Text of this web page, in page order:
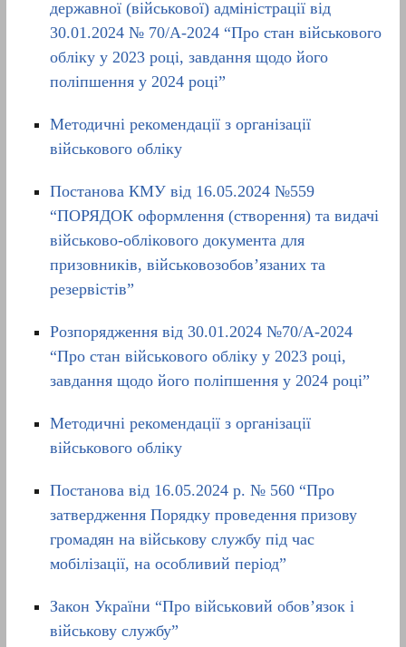
державної (військової) адміністрації від
30.01.2024 № 70/А-2024 “Про стан військового
обліку у 2023 році, завдання щодо його
поліпшення у 2024 році”
Методичні рекомендації з організації
військового обліку
Постанова КМУ від 16.05.2024 №559
“ПОРЯДОК оформлення (створення) та видачі
військово-облікового документа для
призовників, військовозобов’язаних та
резервістів”
Розпорядження від 30.01.2024 №70/А-2024
“Про стан військового обліку у 2023 році,
завдання щодо його поліпшення у 2024 році”
Методичні рекомендації з організації
військового обліку
Постанова від 16.05.2024 р. № 560 “Про
затвердження Порядку проведення призову
громадян на військову службу під час
мобілізації, на особливий період”
Закон України “Про військовий обов’язок і
військову службу”